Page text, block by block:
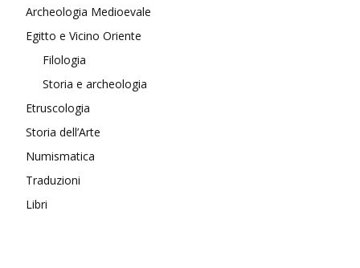
Archeologia Medioevale
Egitto e Vicino Oriente
Filologia
Storia e archeologia
Etruscologia
Storia dell’Arte
Numismatica
Traduzioni
Libri